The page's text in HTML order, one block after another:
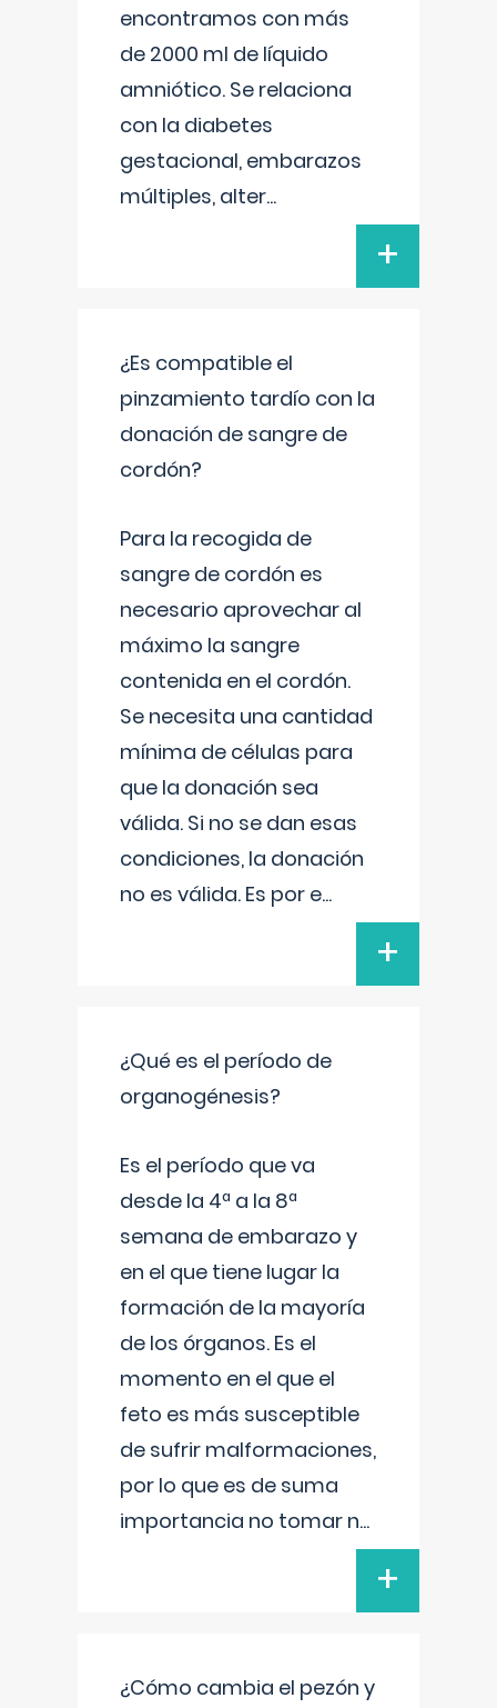
encontramos con más
de 2000 ml de líquido
amniótico. Se relaciona
con la diabetes
gestacional, embarazos
múltiples, alter...
+
¿Es compatible el
pinzamiento tardío con la
donación de sangre de
cordón?
Para la recogida de
sangre de cordón es
necesario aprovechar al
máximo la sangre
contenida en el cordón.
Se necesita una cantidad
mínima de células para
que la donación sea
válida. Si no se dan esas
condiciones, la donación
no es válida. Es por e...
+
¿Qué es el período de
organogénesis?
Es el período que va
desde la 4ª a la 8ª
semana de embarazo y
en el que tiene lugar la
formación de la mayoría
de los órganos. Es el
momento en el que el
feto es más susceptible
de sufrir malformaciones,
por lo que es de suma
importancia no tomar n...
+
¿Cómo cambia el pezón y